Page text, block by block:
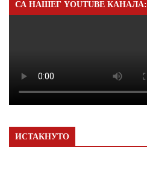
СА НАШЕГ YOUTUBE КАНАЛА:
ИСТАКНУТО